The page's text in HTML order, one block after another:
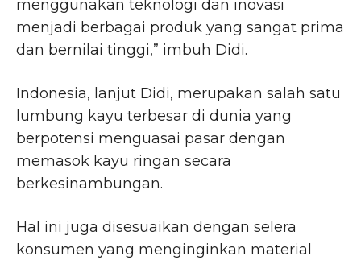
menggunakan teknologi dan inovasi
menjadi berbagai produk yang sangat prima
dan bernilai tinggi,” imbuh Didi.
Indonesia, lanjut Didi, merupakan salah satu
lumbung kayu terbesar di dunia yang
berpotensi menguasai pasar dengan
memasok kayu ringan secara
berkesinambungan.
Hal ini juga disesuaikan dengan selera
konsumen yang menginginkan material